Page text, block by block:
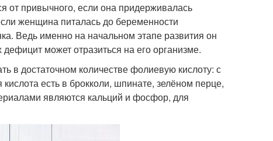
от привычного, если она придерживалась
женщина питалась до беременности
Ведь именно на начальном этапе развития он
может отразиться на его организме.
в достаточном количестве фолиевую кислоту: с
есть в брокколи, шпинате, зелёном перце,
являются кальций и фосфор, для